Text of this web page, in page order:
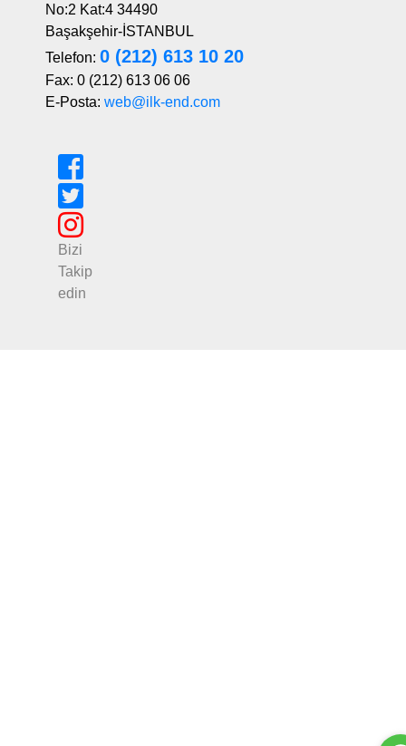
No:2 Kat:4 34490
Başakşehir-İSTANBUL
Telefon: 0 (212) 613 10 20
Fax: 0 (212) 613 06 06
E-Posta: web@ilk-end.com
Bizi
Takip
edin